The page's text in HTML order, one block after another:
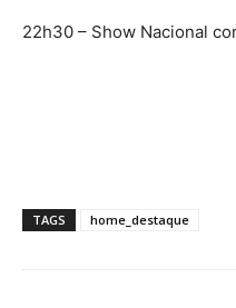
22h30 – Show Nacional
TAGS home_destaque